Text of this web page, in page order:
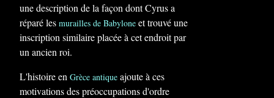
une description de la façon dont Cyrus a
réparé les murailles de Babylone et trouvé une
inscription similaire placée à cet endroit par
un ancien roi.
L'histoire en Grèce antique ajoute à ces
motivations des préoccupations d'ordre